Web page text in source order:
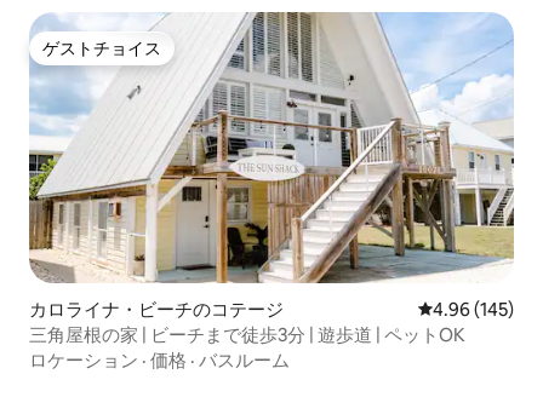
ゲストチョイス
ゲストチョイス
カロライナ・ビーチのコテージ レビュー145
4.96 (145)
三角屋根の家 | ビーチまで徒歩3分 | 遊歩道 | ペットOK
ロケーション · 価格 · バスルーム